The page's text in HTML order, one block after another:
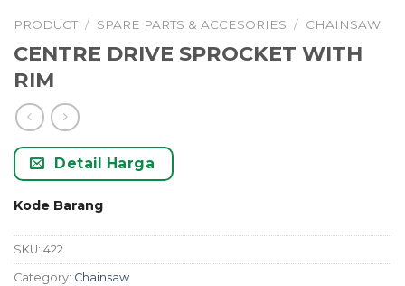
PRODUCT / SPARE PARTS & ACCESORIES / CHAINSAW
CENTRE DRIVE SPROCKET WITH
RIM
Detail Harga
Kode Barang
SKU: 422
Category: Chainsaw